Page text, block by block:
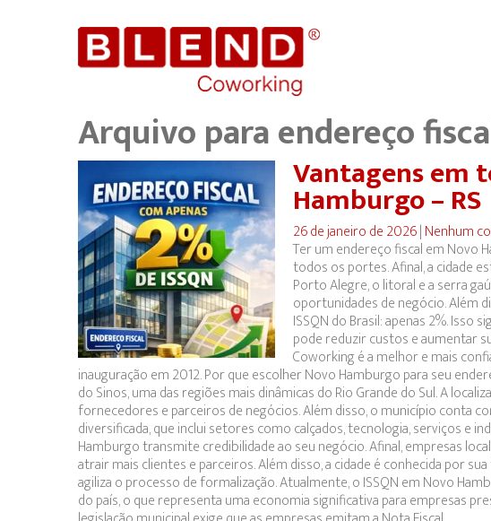
Arquivo paraendereço
Vantagens em
Hamburgo – RS
26 de janeiro de 2026|Nenhum
Ter um endereço fiscal em Novo
todos os portes. Afinal, a cidade
Porto Alegre, o litoral e a serra
oportunidades de negócio. Além
ISSQN do Brasil: apenas 2%. Isso
pode reduzir custos e aumentar
Coworking é a melhor e mais
inauguração em 2012. Por que escolher Novo Hamburgo para seu
do Sinos, uma das regiões mais dinâmicas do Rio Grande do Sul. A
fornecedores e parceiros de negócios. Além disso, o município conta
diversificada, que inclui setores como calçados, tecnologia, serviços e
Hamburgo transmite credibilidade ao seu negócio. Afinal, empresas
atrair mais clientes e parceiros. Além disso, a cidade é conhecida por
agiliza o processo de formalização. Atualmente, o ISSQN em Novo
do país, o que representa uma economia significativa para empresas